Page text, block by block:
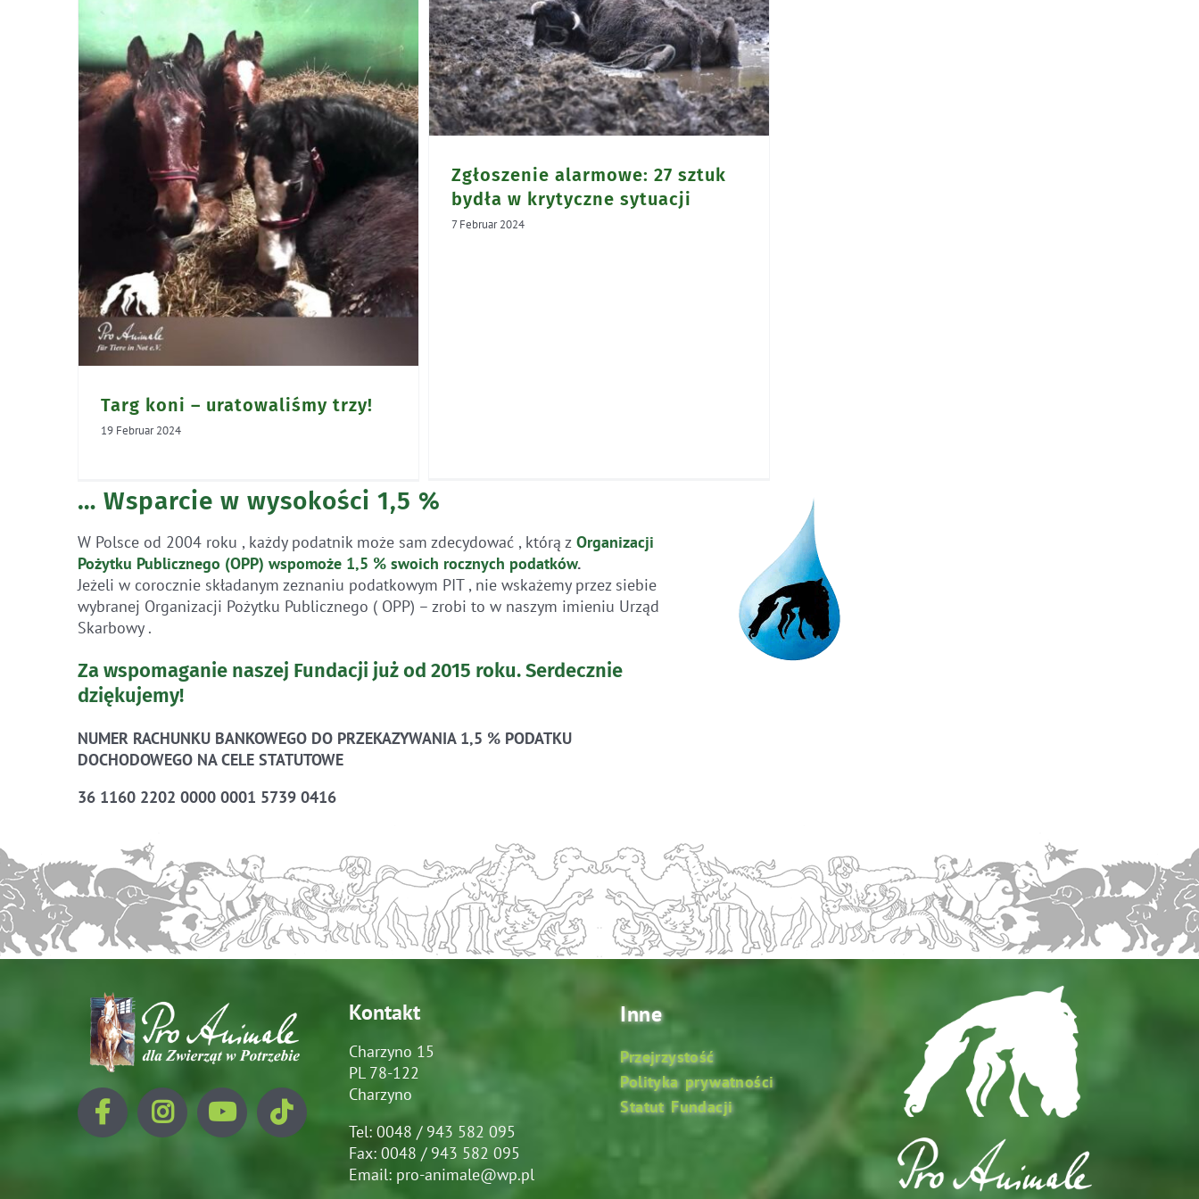
Targ koni – uratowaliśmy trzy!
19 Februar 2024
Zgłoszenie alarmowe: 27 sztuk bydła
w krytyczne sytuacji
Bez kategorii
Zgłoszenie alarmowe: 27 sztuk
bydła w krytyczne sytuacji
7 Februar 2024
… Wsparcie w wysokości 1,5 %
W Polsce od 2004 roku , każdy podatnik może sam zdecydować , którą zOrganizacji
Pożytku Publicznego (OPP) wspomoże 1,5 % swoich rocznych podatków.
Jeżeli w corocznie składanym zeznaniu podatkowym PIT , nie wskażemy przez siebie
wybranej Organizacji Pożytku Publicznego ( OPP) – zrobi to w naszym imieniu Urząd
Skarbowy .
Za wspomaganie naszej Fundacji już od 2015 roku.Serdecznie
dziękujemy!
NUMER RACHUNKU BANKOWEGO DO PRZEKAZYWANIA 1,5 % PODATKU
DOCHODOWEGO NA CELE STATUTOWE
36 1160 2202 0000 0001 5739 0416
Kontakt
Charzyno 15
PL 78-122
Charzyno
Tel: 0048 / 943 582 095
Fax: 0048 / 943 582 095
Email: pro-animale@wp.pl
Inne
Przejrzystość
Polityka prywatności
Statut Fundacji